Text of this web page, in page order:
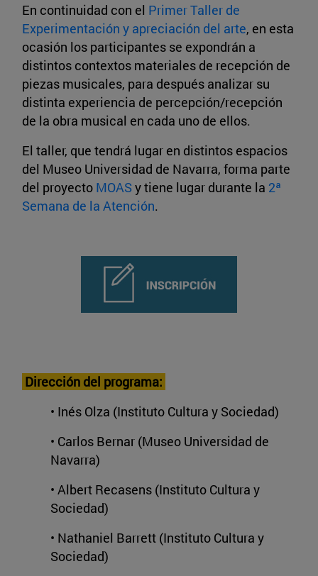
En continuidad con el Primer Taller de
Experimentación y apreciación del arte, en esta
ocasión los participantes se expondrán a
distintos contextos materiales de recepción de
piezas musicales, para después analizar su
distinta experiencia de percepción/recepción
de la obra musical en cada uno de ellos.
El taller, que tendrá lugar en distintos espacios
del Museo Universidad de Navarra, forma parte
del proyecto MOASy tiene lugar durante la 2ª
Semana de la Atención.
Dirección del programa:
• Inés Olza (Instituto Cultura y Sociedad)
• Carlos Bernar (Museo Universidad de
Navarra)
• Albert Recasens (Instituto Cultura y
Sociedad)
• Nathaniel Barrett (Instituto Cultura y
Sociedad)